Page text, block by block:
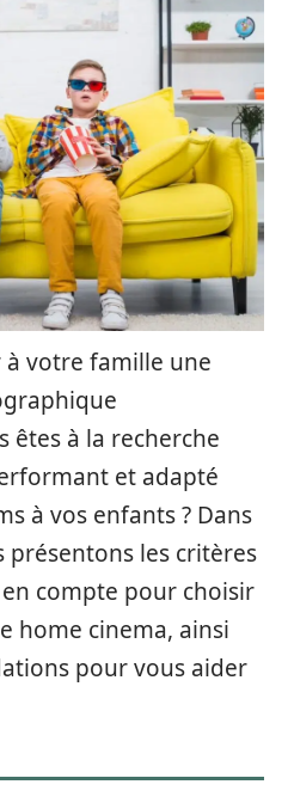
votre famille une
êtes à la recherche
et adapté
à vos enfants ? Dans
présentons les critères
compte pour choisir
home cinema, ainsi
pour vous aider